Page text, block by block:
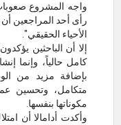
واجه المشروع
رأى أحد المراجعين
الأحياء الحقيقي".
إلا أن الباحثين
كامل حالياً، وإنما
بإضافة مزيد من
متكامل، وتحسين
مكوناتها بنفسها.
وأكدت أدامالا أن